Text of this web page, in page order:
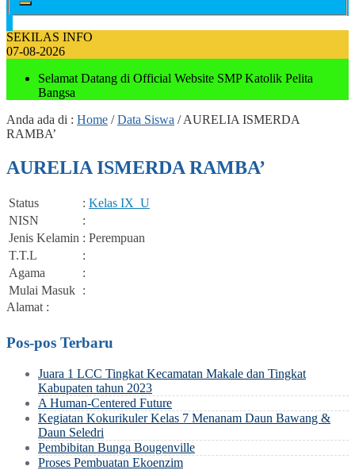
SEKILAS INFO
07-08-2026
Selamat Datang di Official Website SMP Katolik Pelita
Bangsa
Anda ada di : Home /Data Siswa /AURELIA ISMERDA
RAMBA’
AURELIA ISMERDA RAMBA’
Status : Kelas IX_ U
NISN
:
Jenis Kelamin : Perempuan
T.T.L
:
Agama
:
Mulai Masuk :
Alamat :
Pos-pos Terbaru
Juara 1 LCC Tingkat Kecamatan Makale dan Tingkat
Kabupaten tahun 2023
A Human-Centered Future
Kegiatan Kokurikuler Kelas 7 Menanam Daun Bawang &
Daun Seledri
Pembibitan Bunga Bougenville
Proses Pembuatan Ekoenzim